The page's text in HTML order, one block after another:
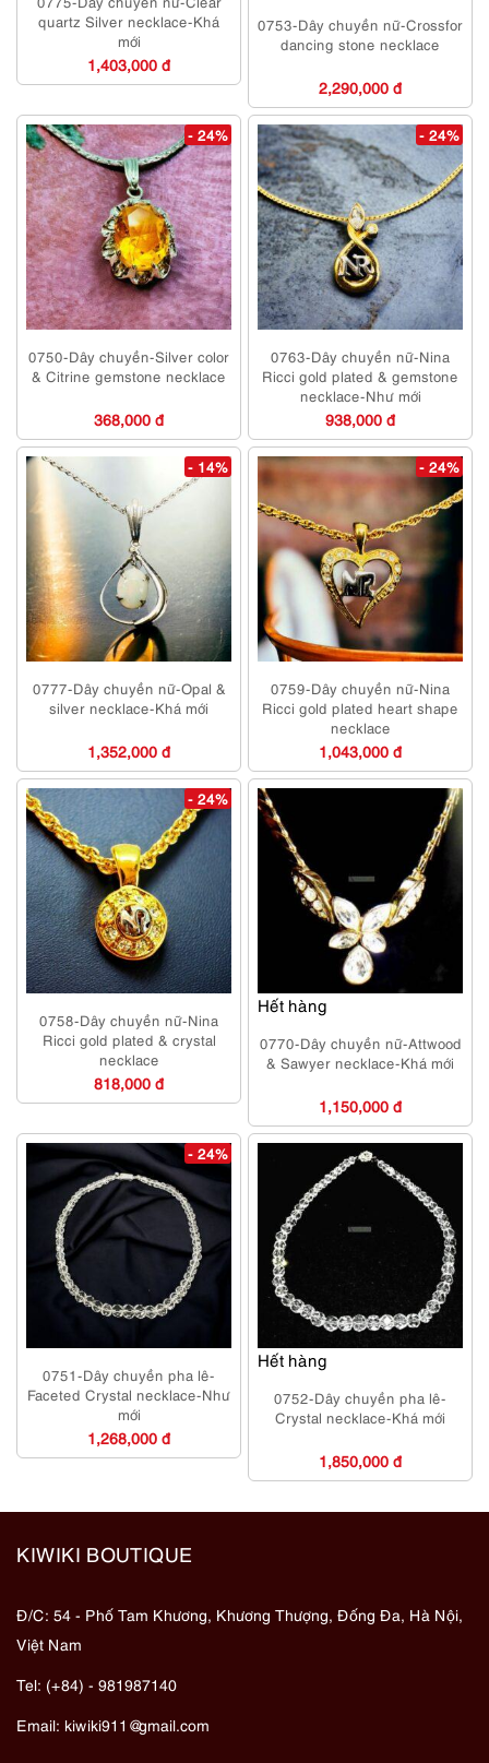
quartz Silver necklace-Khá
mới
1,403,000 đ
0753-Dây chuyền nữ-Crossfor
dancing stone necklace
2,290,000 đ
- 24%
0750-Dây chuyền-Silver color
& Citrine gemstone necklace
368,000 đ
- 24%
0763-Dây chuyền nữ-Nina
Ricci gold plated & gemstone
necklace-Như mới
938,000 đ
- 14%
0777-Dây chuyền nữ-Opal &
silver necklace-Khá mới
1,352,000 đ
- 24%
0759-Dây chuyền nữ-Nina
Ricci gold plated heart shape
necklace
1,043,000 đ
- 24%
0758-Dây chuyền nữ-Nina
Ricci gold plated & crystal
necklace
818,000 đ
Hết hàng
0770-Dây chuyền nữ-Attwood
& Sawyer necklace-Khá mới
1,150,000 đ
- 24%
0751-Dây chuyền pha lê-
Faceted Crystal necklace-Như
mới
1,268,000 đ
Hết hàng
0752-Dây chuyền pha lê-
Crystal necklace-Khá mới
1,850,000 đ
KIWIKI BOUTIQUE
Đ/C: 54 - Phố Tam Khương, Khương Thượng, Đống Đa, Hà Nội,
Việt Nam
Tel: (+84) - 981987140
Email: kiwiki911@gmail.com